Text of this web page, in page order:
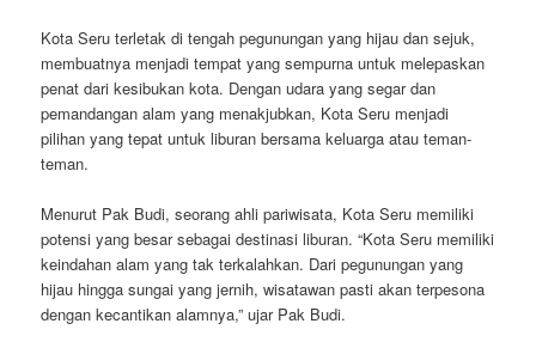
Kota Seru terletak di tengah pegunungan yang hijau dan sejuk,
membuatnya menjadi tempat yang sempurna untuk melepaskan
penat dari kesibukan kota. Dengan udara yang segar dan
pemandangan alam yang menakjubkan, Kota Seru menjadi
pilihan yang tepat untuk liburan bersama keluarga atau teman-
teman.
Menurut Pak Budi, seorang ahli pariwisata, Kota Seru memiliki
potensi yang besar sebagai destinasi liburan. “Kota Seru memiliki
keindahan alam yang tak terkalahkan. Dari pegunungan yang
hijau hingga sungai yang jernih, wisatawan pasti akan terpesona
dengan kecantikan alamnya,” ujar Pak Budi.